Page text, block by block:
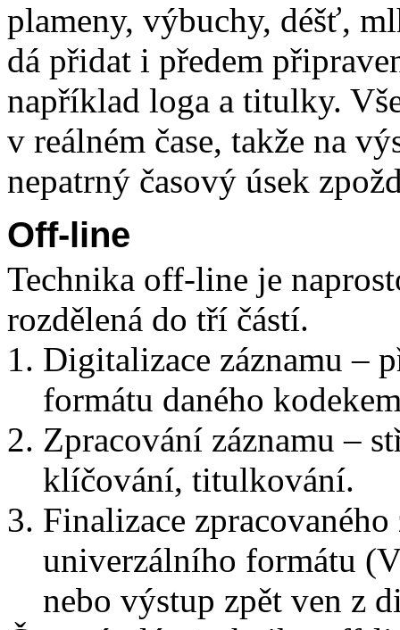
plameny, výbuchy, déšť,
dá přidat i předem
například loga a titulky.
v reálném čase, takže na
nepatrný časový úsek
Off-line
Technika off-line je
rozdělená do tří částí.
Digitalizace záznamu –
formátu daného
Zpracování záznamu –
klíčování, titulkování.
Finalizace
univerzálního formátu
nebo výstup zpět ven z